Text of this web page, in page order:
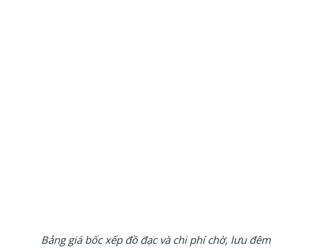
Bảng giá bốc xếp đồ đạc và chi phí chờ, lưu đêm